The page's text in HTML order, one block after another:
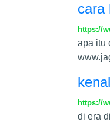
cara
https://
apa itu
https://
di era